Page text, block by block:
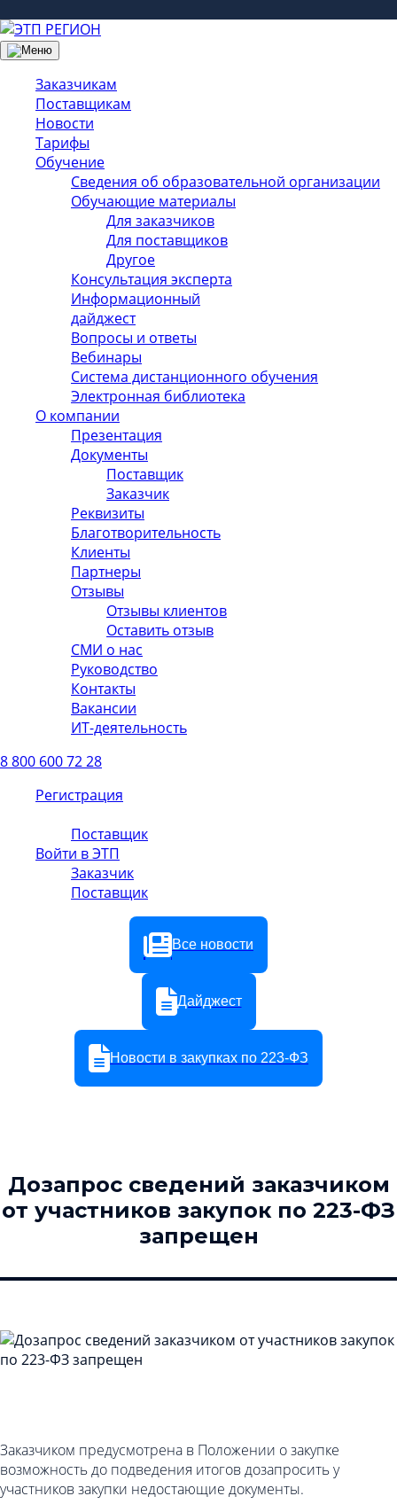
Заказчикам
Поставщикам
Новости
Тарифы
Обучение
Сведения об образовательной организации
Обучающие материалы
Для заказчиков
Для поставщиков
Другое
Консультация эксперта
Информационный
дайджест
Вопросы и ответы
Вебинары
Система дистанционного обучения
Электронная библиотека
О компании
Презентация
Документы
Поставщик
Заказчик
Реквизиты
Благотворительность
Клиенты
Партнеры
Отзывы
Отзывы клиентов
Оставить отзыв
СМИ о нас
Руководство
Контакты
Вакансии
ИТ-деятельность
8 800 600 72 28
Регистрация
Поставщик
Войти в ЭТП
Заказчик
Поставщик
Все новости
Дайджест
Новости в закупках по 223-ФЗ
Дозапрос сведений заказчиком
от участников закупок по 223-ФЗ
запрещен
Заказчиком предусмотрена в Положении о закупке
возможность до подведения итогов дозапросить у
участников закупки недостающие документы.